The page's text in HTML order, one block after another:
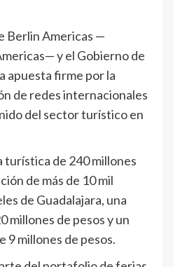
Berlin Americas —
y el Gobierno de
apuesta firme por la
de redes internacionales
del sector turístico en
turística de 240 millones
de más de 10 mil
de Guadalajara, una
millones de pesos y un
millones de pesos.